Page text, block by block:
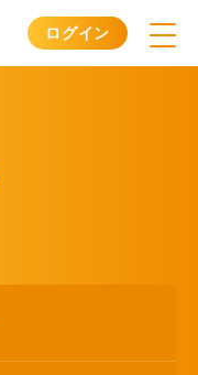
ログイン